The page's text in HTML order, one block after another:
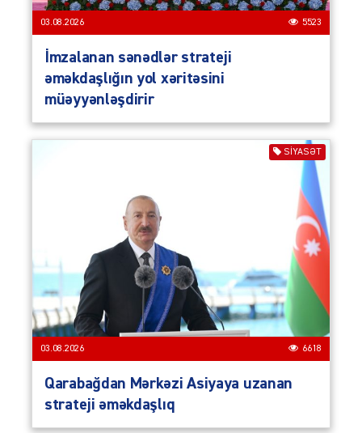
03.08.2026 5523
İmzalanan sənədlər strateji
əməkdaşlığın yol xəritəsini
müəyyənləşdirir
SIYASƏT
03.08.2026 6618
Qarabağdan Mərkəzi Asiyaya uzanan
strateji əməkdaşlıq